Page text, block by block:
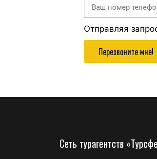
Отправляя
Перезвоните мне!
Сеть турагентств